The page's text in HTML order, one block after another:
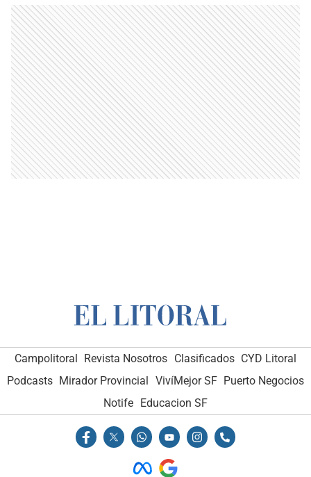
Campolitoral Revista Nosotros Clasificados CYD Litoral
Podcasts Mirador Provincial VivíMejor SF Puerto Negocios
Notife
Educacion SF